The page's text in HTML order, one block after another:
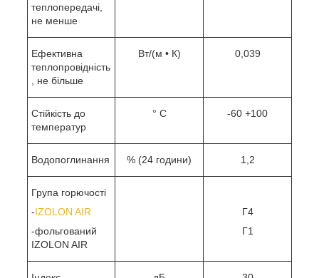
теплопередачі,
не менше
Ефективна
теплопровідність
, не більше
Вт/(м • К) 0,039
Стійкість до
температур
° C -60 +100
Водопоглинання % (24 години) 1,2
Група горючості
-IZOLON AIR
-фольгований
IZOLON AIR
Г4
Г1